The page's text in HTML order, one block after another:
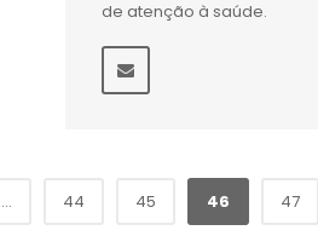
de atenção à saúde.
... 44 45 46 47